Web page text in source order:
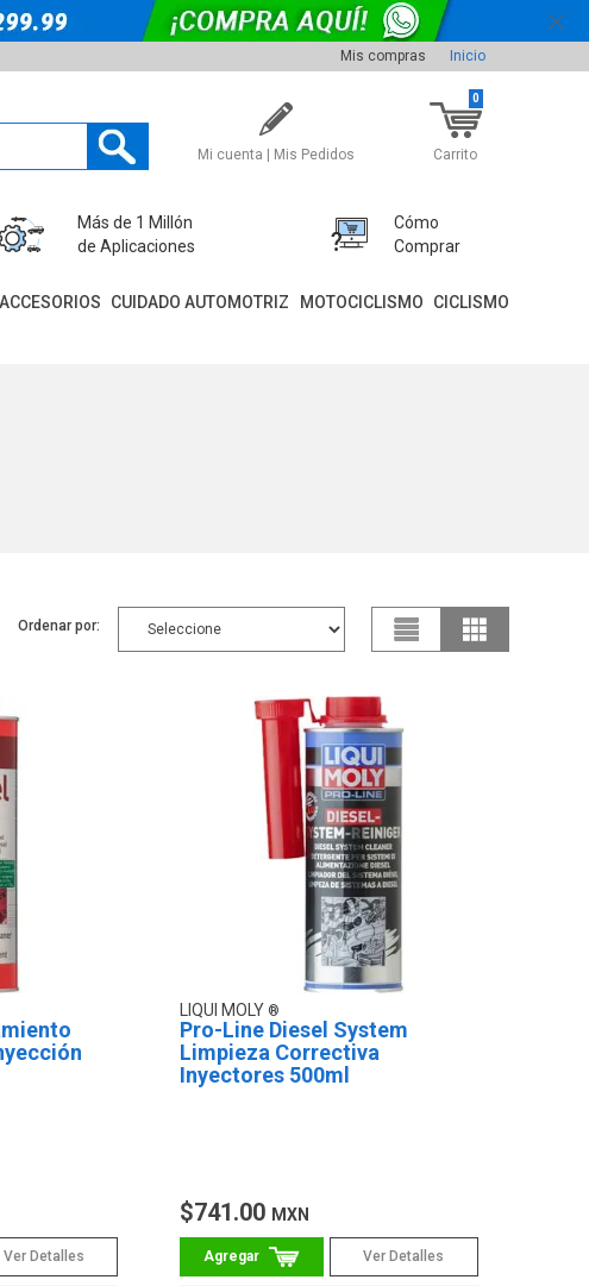
Mis compras Inicio
Mi cuenta | Mis Pedidos Carrito
0
Más de 1 Millón
de Aplicaciones
Cómo
Comprar
ACCESORIOS CUIDADO AUTOMOTRIZ MOTOCICLISMO CICLISMO
Ordenar por:
Ver Detalles
LIQUI MOLY
Pro-Line Diesel System
Limpieza Correctiva
Inyectores 500ml
$741.00 MXN
Ver Detalles